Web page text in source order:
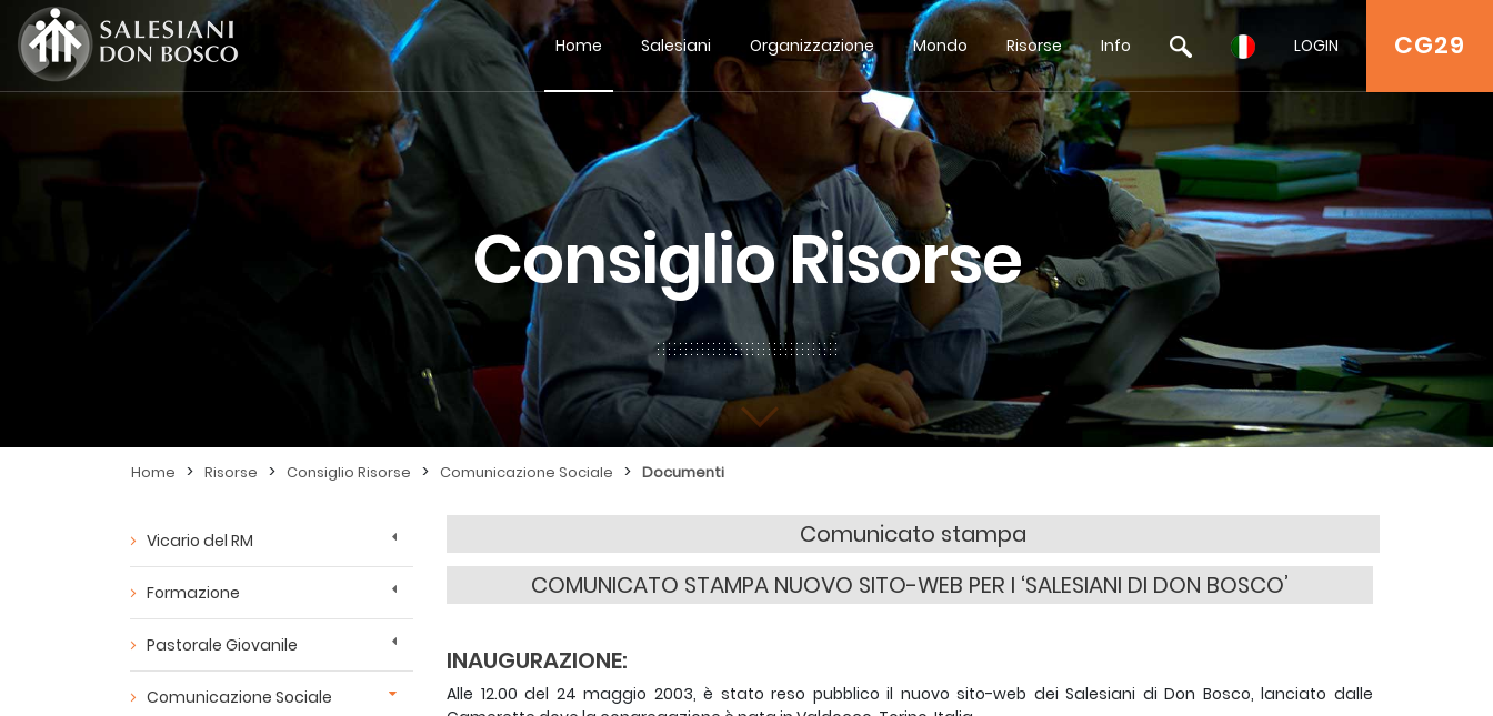
CG29
Home Salesiani Organizzazione Mondo Risorse Info LOGIN
Consiglio Risorse
Home > Risorse > Consiglio Risorse > Comunicazione Sociale > Documenti
Vicario del RM
Formazione
Pastorale Giovanile
Comunicazione Sociale
Comunicato stampa
COMUNICATO STAMPA NUOVO SITO-WEB PER I ‘SALESIANI DI DON BOSCO’
INAUGURAZIONE:
Alle 12.00 del 24 maggio 2003, è stato reso pubblico il nuovo sito-web dei Salesiani di Don Bosco, lanciato dalle